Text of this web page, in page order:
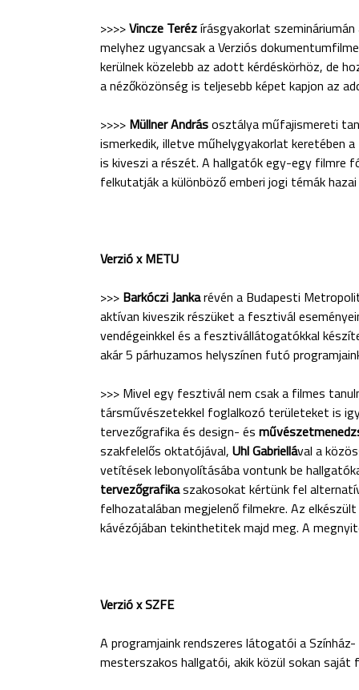
>>>>Vincze Terézírásgyakorlat
melyhez ugyancsak a Verziós
kerülnek közelebb az adott kérdéskörhöz, de
a nézőközönség is teljesebb képet kapjon az
>>>> Müllner Andrásosztálya műfajismereti
ismerkedik, illetve műhelygyakorlat keretében
is kiveszi a részét. A hallgatók egy-egy filmre
felkutatják a különböző emberi jogi témák
Verzió x METU
>>> Barkóczi Jankarévén a Budapesti
aktívan kiveszik részüket a fesztivál
vendégeinkkel és a fesztivállátogatókkal
akár 5 párhuzamos helyszínen futó
>>> Mivel egy fesztivál nem csak a filmes
társművészetekkel foglalkozó területeket is
tervezőgrafika és design- és
szakfelelős oktatójával, Uhl Gabriellával a
vetítések lebonyolításába vontunk be
tervezőgrafikaszakosokat kértünk fel
felhozatalában megjelenő filmekre. Az
kávézójában tekinthetitek majd meg. A
Verzió x SZFE
A programjaink rendszeres látogatói a
mesterszakos hallgatói, akik közül sokan